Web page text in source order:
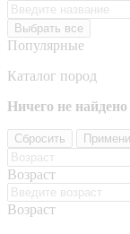
Выбрать все
Популярные
Каталог пород
Ничего не найдено
Сбросить
Возраст
Возраст